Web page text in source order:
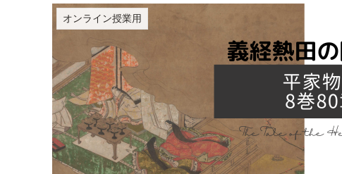
オンライン授業用